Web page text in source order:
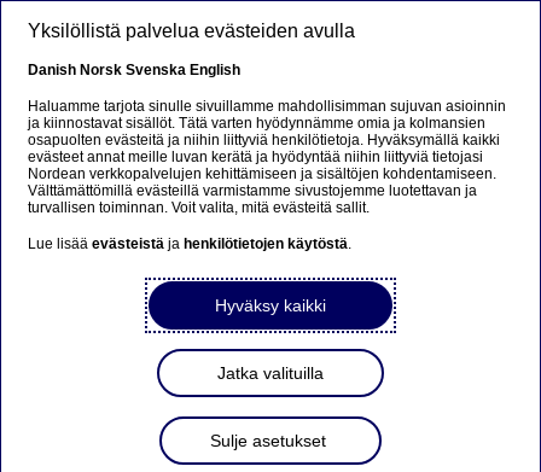
Sorry...
This page does not exist in your language. You will
Stay on this page|Continue
Nordea Bank AB (publ)
laskee liikkeeseen 10 uutta
Yksilöllistä palvelua evästeiden avulla
Danish Norsk Svenska English
Haluamme tarjota sinulle sivuillamme mahdollisimman sujuvan asioinnin
ja kiinnostavat sisällöt. Tätä varten hyödynnämme omia ja kolmansien
osapuolten evästeitä ja niihin liittyviä henkilötietoja. Hyväksymällä kaikki
evästeet annat meille luvan kerätä ja hyödyntää niihin liittyviä tietojasi
Nordean verkkopalvelujen kehittämiseen ja sisältöjen kohdentamiseen.
Välttämättömillä evästeillä varmistamme sivustojemme luotettavan ja
turvallisen toiminnan. Voit valita, mitä evästeitä sallit.
Lue lisääevästeistä ja henkilötietojen käytöstä.
Hyväksy kaikki
Jatka valituilla
Sulje asetukset